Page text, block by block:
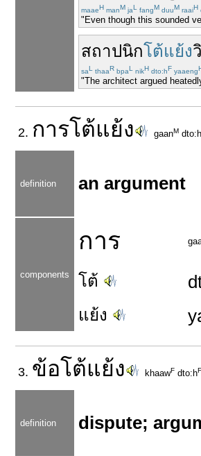
maaeH manM jaL fangM duuM raaiH
"Even though this sounded
สถาปนิกโต้แย้ง
saL thaaR bpaL nikH dto:hF yaaeng
"The architect argued
2. การโต้แย้ง gaanM dto:h
definition an argument
components
การ
โต้
แย้ง
3. ข้อโต้แย้ง khaawF dto:hF
definition dispute;